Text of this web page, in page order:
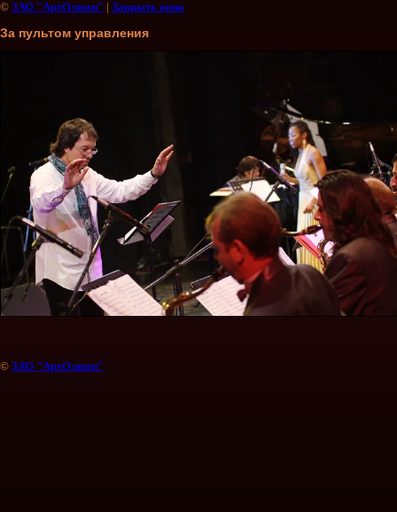
© ЗАО "АртОлимп" | Закрыть окно
За пультом управления
© ЗАО "АртОлимп"